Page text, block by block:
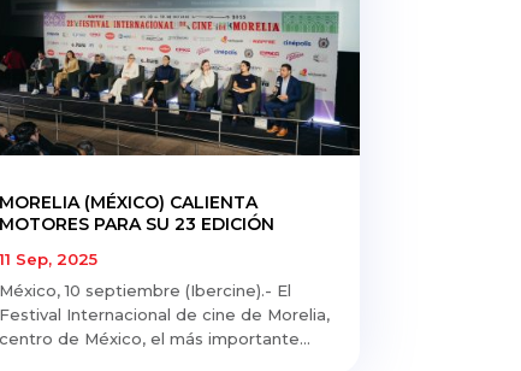
MORELIA (MÉXICO) CALIENTA
MOTORES PARA SU 23 EDICIÓN
11 Sep, 2025
México, 10 septiembre (Ibercine).- El
Festival Internacional de cine de Morelia,
centro de México, el más importante...